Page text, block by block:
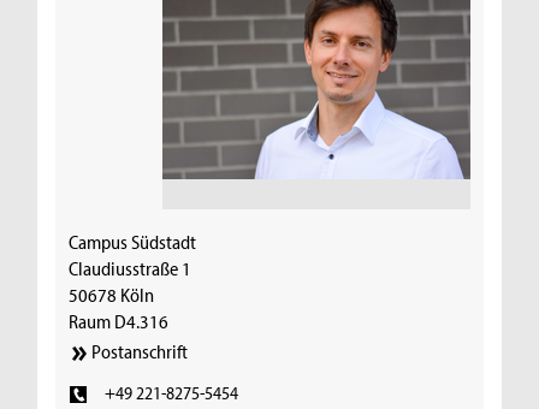
Campus Südstadt
Claudiusstraße 1
50678 Köln
Raum D4.316
Postanschrift
+49 221-8275-5454